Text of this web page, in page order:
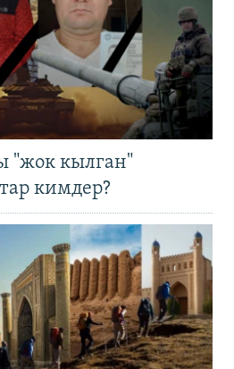
"жок кылган"
кимдер?